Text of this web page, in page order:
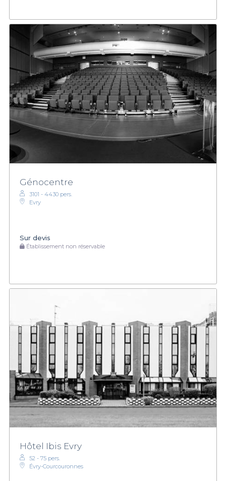
Génocentre
3101 - 4430 pers.
Evry
Sur devis
Établissement non réservable
Hôtel Ibis Evry
52 - 75 pers.
Évry-Courcouronnes